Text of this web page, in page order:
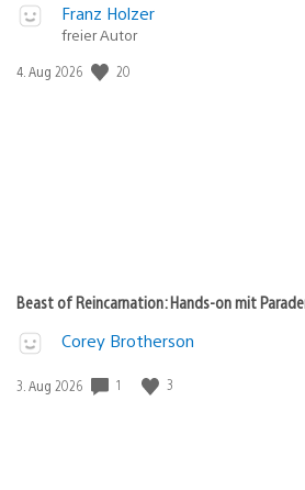
Franz Holzer
freier Autor
Veröffentlichungsdatum:
4. Aug 2026 20
Beast of Reincarnation: Hands-on mit
Corey Brotherson
Veröffentlichungsdatum:
3. Aug 2026 1 3